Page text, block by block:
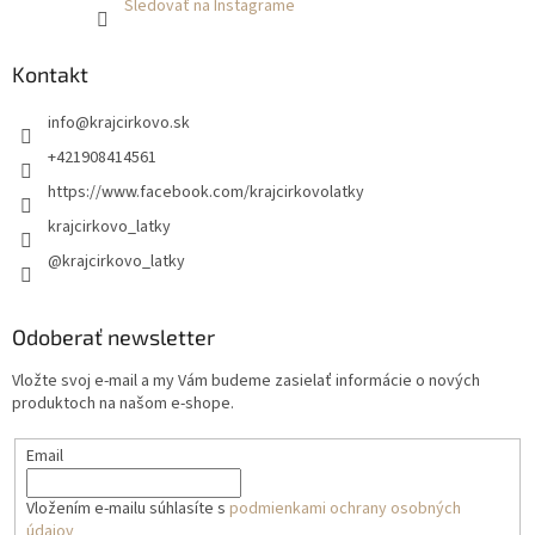
Sledovať na Instagrame
Kontakt
info@krajcirkovo.sk
+421908414561
https://www.facebook.com/krajcirkovolatky
krajcirkovo_latky
@krajcirkovo_latky
Odoberať newsletter
Vložte svoj e-mail a my Vám budeme zasielať informácie o nových
produktoch na našom e-shope.
Email
Vložením e-mailu súhlasíte s podmienkami ochrany osobných